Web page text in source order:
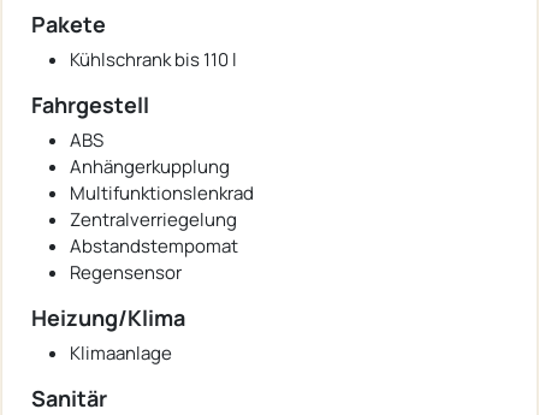
Pakete
Kühlschrank bis 110 l
Fahrgestell
ABS
Anhängerkupplung
Multifunktionslenkrad
Zentralverriegelung
Abstandstempomat
Regensensor
Heizung/Klima
Klimaanlage
Sanitär